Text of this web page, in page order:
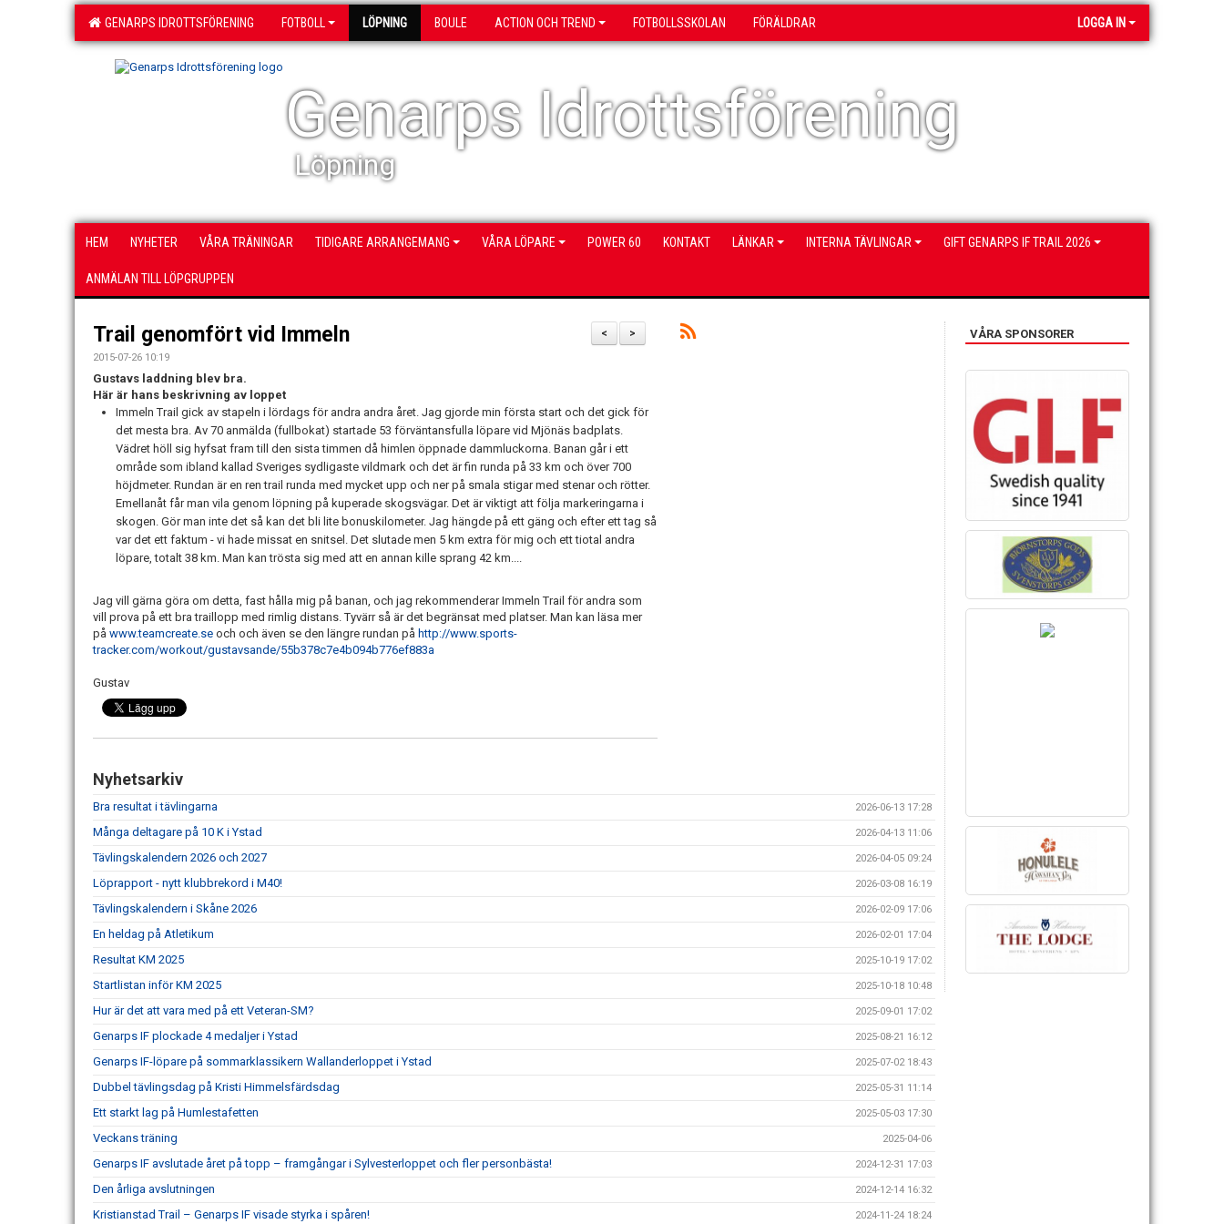
GENARPS IDROTTSFÖRENING FOTBOLL LÖPNING BOULE ACTION OCH TREND FOTBOLLSSKOLAN FÖRÄLDRAR LOGGA IN
Genarps Idrottsförening
Löpning
HEM NYHETER VÅRA TRÄNINGAR TIDIGARE ARRANGEMANG VÅRA LÖPARE POWER 60 KONTAKT LÄNKAR INTERNA TÄVLINGAR GIFT GENARPS IF TRAIL 2026
ANMÄLAN TILL LÖPGRUPPEN
>
<
Trail genomfört vid Immeln
2015-07-26 10:19
Gustavs laddning blev bra.
Här är hans beskrivning av loppet
Immeln Trail gick av stapeln i lördags för andra andra året. Jag gjorde min första start och det gick för
det mesta bra. Av 70 anmälda (fullbokat) startade 53 förväntansfulla löpare vid Mjönäs badplats.
Vädret höll sig hyfsat fram till den sista timmen då himlen öppnade dammluckorna. Banan går i ett
område som ibland kallad Sveriges sydligaste vildmark och det är fin runda på 33 km och över 700
höjdmeter. Rundan är en ren trail runda med mycket upp och ner på smala stigar med stenar och rötter.
Emellanåt får man vila genom löpning på kuperade skogsvägar. Det är viktigt att följa markeringarna i
skogen. Gör man inte det så kan det bli lite bonuskilometer. Jag hängde på ett gäng och efter ett tag så
var det ett faktum - vi hade missat en snitsel. Det slutade men 5 km extra för mig och ett tiotal andra
löpare, totalt 38 km. Man kan trösta sig med att en annan kille sprang 42 km....
Jag vill gärna göra om detta, fast hålla mig på banan, och jag rekommenderar Immeln Trail för andra som
vill prova på ett bra traillopp med rimlig distans. Tyvärr så är det begränsat med platser. Man kan läsa mer
på www.teamcreate.se och och även se den längre rundan på http://www.sports-
tracker.com/workout/gustavsande/55b378c7e4b094b776ef883a
Gustav
Nyhetsarkiv
Bra resultat i tävlingarna 2026-06-13 17:28
Många deltagare på 10 K i Ystad 2026-04-13 11:06
Tävlingskalendern 2026 och 2027 2026-04-05 09:24
Löprapport - nytt klubbrekord i M40! 2026-03-08 16:19
Tävlingskalendern i Skåne 2026 2026-02-09 17:06
En heldag på Atletikum 2026-02-01 17:04
Resultat KM 2025 2025-10-19 17:02
Startlistan inför KM 2025 2025-10-18 10:48
Hur är det att vara med på ett Veteran-SM? 2025-09-01 17:02
Genarps IF plockade 4 medaljer i Ystad 2025-08-21 16:12
Genarps IF-löpare på sommarklassikern Wallanderloppet i Ystad 2025-07-02 18:43
Dubbel tävlingsdag på Kristi Himmelsfärdsdag 2025-05-31 11:14
Ett starkt lag på Humlestafetten 2025-05-03 17:30
Veckans träning 2025-04-06
Genarps IF avslutade året på topp – framgångar i Sylvesterloppet och fler personbästa! 2024-12-31 17:03
Den årliga avslutningen 2024-12-14 16:32
Kristianstad Trail – Genarps IF visade styrka i spåren! 2024-11-24 18:24
VÅRA SPONSORER